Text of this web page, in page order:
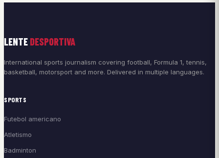
LENTE DESPORTIVA
International sports journalism covering football, Formula 1, tennis,
basketball, motorsport and more. Delivered in multiple languages.
SPORTS
Futebol americano
Atletismo
Badminton